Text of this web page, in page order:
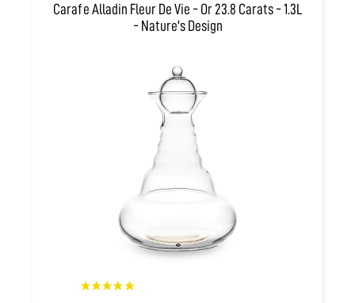
Carafe Alladin Fleur De Vie - Or 23.8 Carats - 1.3L
- Nature's Design